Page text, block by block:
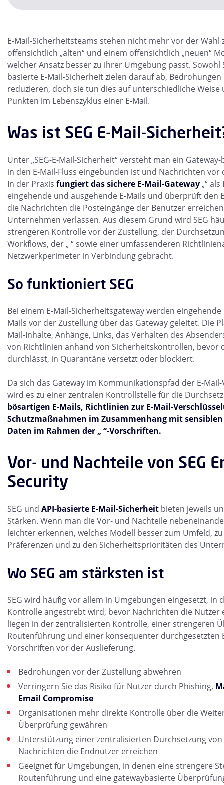
E-Mail-Sicherheitsteams stehen nicht mehr vor der Wahl
offensichtlich „alten“ und einem offensichtlich „neuen“
welcher Ansatz besser zu ihrer Umgebung passt. Sowohl
basierte E-Mail-Sicherheit zielen darauf ab, Bedrohungen
reduzieren, doch sie tun dies auf unterschiedliche
Punkten im Lebenszyklus einer E-Mail.
Was ist SEG E-Mail-
Unter „SEG-E-Mail-Sicherheit“ versteht man ein
in den E-Mail-Fluss eingebunden ist und Nachrichten
In der Praxis fungiert das sichere E-Mail-Gateway„“
eingehende und ausgehende E-Mails und überprüft den
die Nachrichten die Posteingänge der Benutzer
Unternehmen verlassen. Aus diesem Grund wird SEG
strengeren Kontrolle vor der Zustellung, der
Workflows, der „ “ sowie einer umfassenderen
Netzwerkperimeter in Verbindung gebracht.
So funktioniert SEG
Bei einem E-Mail-Sicherheitsgateway werden
Mails vor der Zustellung über das Gateway geleitet. Die
Mail-Inhalte, Anhänge, Links, das Verhalten des
von Richtlinien anhand von Sicherheitskontrollen, bevor
durchlässt, in Quarantäne versetzt oder blockiert.
Da sich das Gateway im Kommunikationspfad der E-
wird es zu einer zentralen Kontrollstelle für die
bösartigen E-Mails, Richtlinien zur E-Mail-
Schutzmaßnahmen im Zusammenhang mit
Daten im Rahmen der „ “-Vorschriften.
Vor- und Nachteile von SEG
Security
SEG und API-basierte E-Mail-Sicherheit bieten jeweils
Stärken. Wenn man die Vor- und Nachteile
leichter erkennen, welches Modell besser zum Umfeld,
Präferenzen und zu den Sicherheitsprioritäten des
Wo SEG am stärksten ist
SEG wird häufig vor allem in Umgebungen eingesetzt, in
Kontrolle angestrebt wird, bevor Nachrichten die Nutzer
liegen in der zentralisierten Kontrolle, einer strengeren
Routenführung und einer konsequenter durchgesetzten
Vorschriften vor der Auslieferung.
Bedrohungen vor der Zustellung abwehren
Verringern Sie das Risiko für Nutzer durch Phishing,
Email Compromise
Organisationen mehr direkte Kontrolle über die
Überprüfung gewähren
Unterstützung einer zentralisierten Durchsetzung
Nachrichten die Endnutzer erreichen
Geeignet für Umgebungen, in denen eine strengere
Routenführung und eine gatewaybasierte